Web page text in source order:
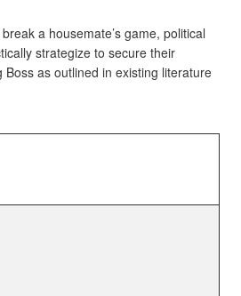
a housemate’s game, political
strategize to secure their
as outlined in existing literature